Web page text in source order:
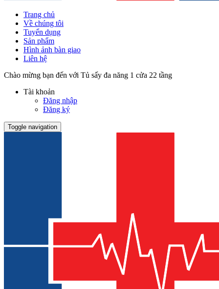
Trang chủ
Về chúng tôi
Tuyển dụng
Sản phẩm
Hình ảnh bàn giao
Liên hệ
Chào mừng bạn đến với Tủ sấy đa năng 1 cửa 22 tầng
Tài khoản
Đăng nhập
Đăng ký
Toggle navigation